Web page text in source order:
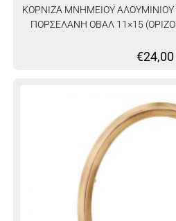
ΚΟΡΝΙΖΑ ΜΝΗΜΕΙΟΥ
ΠΟΡΣΕΛΑΝΗ ΟΒΑΛ 11×15
€24,00